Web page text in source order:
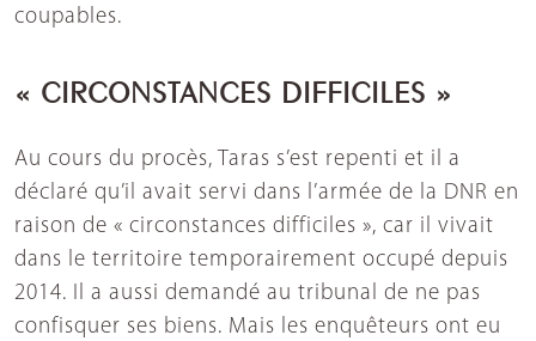
coupables.
« CIRCONSTANCES DIFFICILES »
Au cours du procès, Taras s’est repenti et il a
déclaré qu’il avait servi dans l’armée de la DNR en
raison de « circonstances difficiles », car il vivait
dans le territoire temporairement occupé depuis
2014. Il a aussi demandé au tribunal de ne pas
confisquer ses biens. Mais les enquêteurs ont eu